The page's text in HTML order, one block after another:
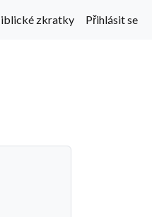
zkratky Přihlásit se